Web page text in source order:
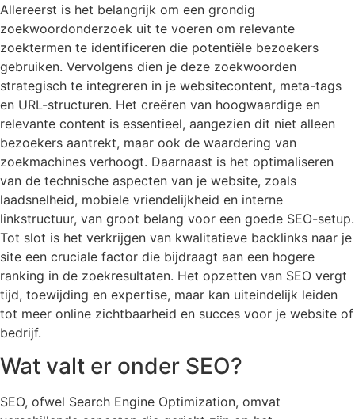
Allereerst is het belangrijk om een grondig
zoekwoordonderzoek uit te voeren om relevante
zoektermen te identificeren die potentiële bezoekers
gebruiken. Vervolgens dien je deze zoekwoorden
strategisch te integreren in je websitecontent, meta-tags
en URL-structuren. Het creëren van hoogwaardige en
relevante content is essentieel, aangezien dit niet alleen
bezoekers aantrekt, maar ook de waardering van
zoekmachines verhoogt. Daarnaast is het optimaliseren
van de technische aspecten van je website, zoals
laadsnelheid, mobiele vriendelijkheid en interne
linkstructuur, van groot belang voor een goede SEO-setup.
Tot slot is het verkrijgen van kwalitatieve backlinks naar je
site een cruciale factor die bijdraagt aan een hogere
ranking in de zoekresultaten. Het opzetten van SEO vergt
tijd, toewijding en expertise, maar kan uiteindelijk leiden
tot meer online zichtbaarheid en succes voor je website of
bedrijf.
Wat valt er onder SEO?
SEO, ofwel Search Engine Optimization, omvat